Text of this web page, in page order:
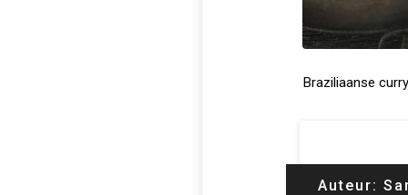
Braziliaanse curry
Auteur: